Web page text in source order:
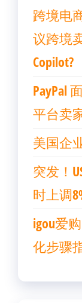
跨境电
议跨境
Copilot?
PayPal
平台卖
美国企
突发！
时上调
igou爱
化步骤